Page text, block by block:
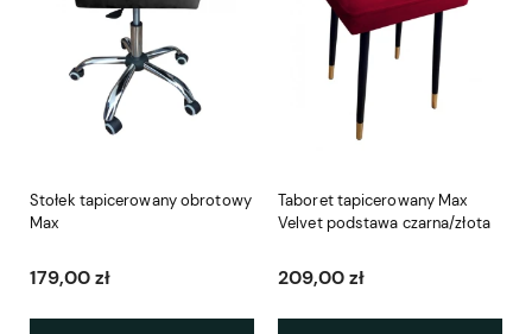
Stołek tapicerowany obrotowy
Max
179,00 zł
Taboret tapicerowany Max
Velvet podstawa czarna/złota
209,00 zł